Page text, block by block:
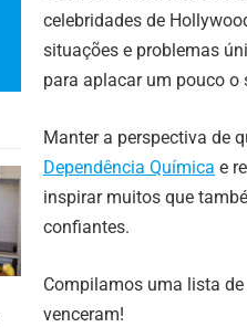
celebridades de
situações e problemas
para aplacar um pouco o
Manter a perspectiva de
Dependência Química e
inspirar muitos que
confiantes.
Compilamos uma lista
venceram!